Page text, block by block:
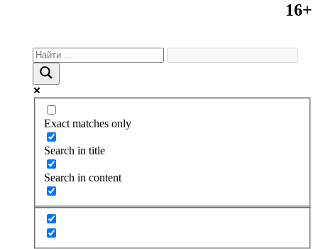
16+
Exact matches only
Search in title
Search in content